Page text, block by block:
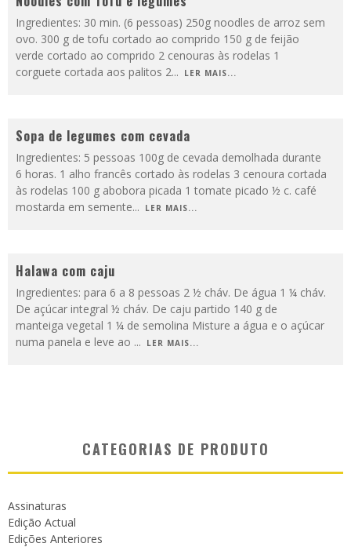
Ingredientes: 30 min. (6 pessoas) 250g noodles de arroz sem
ovo. 300 g de tofu cortado ao comprido 150 g de feijão
verde cortado ao comprido 2 cenouras às rodelas 1
corguete cortada aos palitos 2... LER MAIS...
Sopa de legumes com cevada
Ingredientes: 5 pessoas 100g de cevada demolhada durante
6 horas. 1 alho francês cortado às rodelas 3 cenoura cortada
às rodelas 100 g abobora picada 1 tomate picado ½ c. café
mostarda em semente... LER MAIS...
Halawa com caju
Ingredientes: para 6 a 8 pessoas 2 ½ cháv. De água 1 ¼ cháv.
De açúcar integral ½ cháv. De caju partido 140 g de
manteiga vegetal 1 ¼ de semolina Misture a água e o açúcar
numa panela e leve ao ... LER MAIS...
CATEGORIAS DE PRODUTO
Assinaturas
Edição Actual
Edições Anteriores